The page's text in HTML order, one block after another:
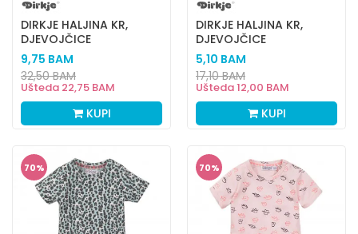
DIRKJE HALJINA KR,
DJEVOJČICE
9,75 BAM
Ušteda 22,75 BAM
32,50BAM
KUPI
DIRKJE HALJINA KR,
DJEVOJČICE
5,10 BAM
Ušteda12,00 BAM
17,10BAM
KUPI
70% 70%